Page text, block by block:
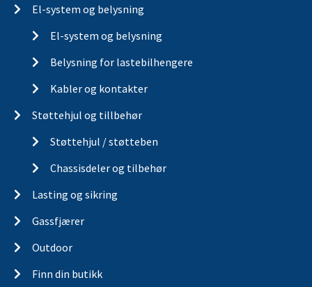
El-system og belysning
El-system og belysning
Belysning for lastebilhengere
Kabler og kontakter
Støttehjul og tillbehør
Støttehjul / støtteben
Chassisdeler og tilbehør
Lasting og sikring
Gassfjærer
Outdoor
Finn din butikk